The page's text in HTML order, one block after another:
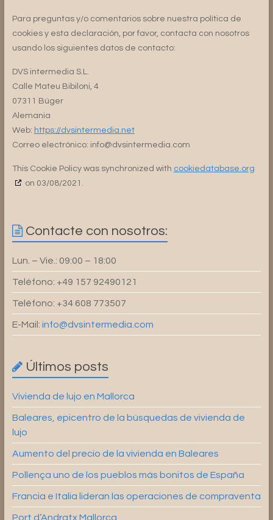
Para preguntas y/o comentarios sobre nuestra política de
cookies y esta declaración, por favor, contacta con nosotros
usando los siguientes datos de contacto:
DVS intermedia S.L.
Calle Mateu Bibiloni, 4
07311 Búger
Alemania
Web: https://dvsintermedia.net
Correo electrónico: info@dvsintermedia.com
This Cookie Policy was synchronized with cookiedatabase.org
on 03/08/2021.
Contacte con nosotros:
Lun. – Vie.: 09:00 – 18:00
Teléfono: +49 157 92490121
Teléfono: +34 608 773507
E-Mail: info@dvsintermedia.com
Últimos posts
Vivienda de lujo en Mallorca
Baleares, epicentro de la búsquedas de vivienda de
lujo
Aumento del precio de la vivienda en Baleares
Pollença uno de los pueblos más bonitos de España
Francia e Italia lideran las operaciones de compraventa
Port d’Andratx Mallorca